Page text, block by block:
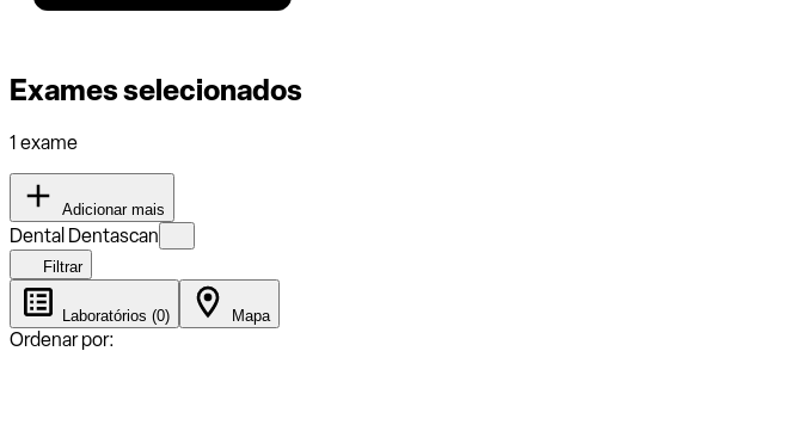
Exames selecionados
1 exame
Adicionar mais
Dental Dentascan
Filtrar
Laboratórios (0) Mapa
Ordenar por: